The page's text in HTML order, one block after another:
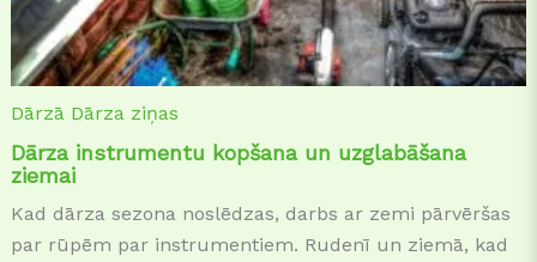
Dārzā Dārza ziņas
Dārza instrumentu kopšana un uzglabāšana
ziemai
Kad dārza sezona noslēdzas, darbs ar zemi pārvēršas
par rūpēm par instrumentiem. Rudenī un ziemā, kad